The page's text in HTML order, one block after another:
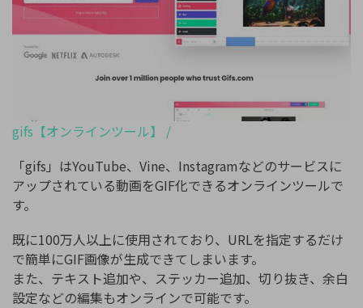
gifs【オンラインツール】 /
「gifs」はYouTube、Vine、Instagramなどのサービスに
アップされている動画をGIF化できるオンラインツールで
す。
既に100万人以上に使用されており、URLを指定するだけ
で簡単にGIF画像が生成できてしまいます。
また、テキスト追加や、ステッカー追加、切り抜き、余白
設定などの編集もオンラインで可能です。